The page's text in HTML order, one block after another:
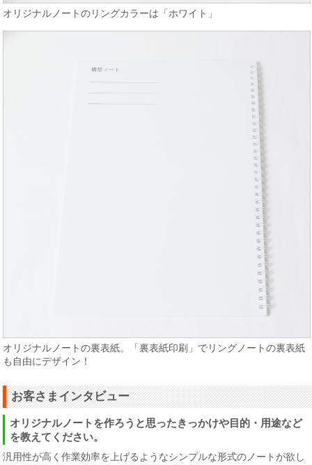
オリジナルノートのリングカラーは「ホワイト」
オリジナルノートの裏表紙。「裏表紙印刷」でリングノートの裏表紙
も自由にデザイン！
お客さまインタビュー
オリジナルノートを作ろうと思ったきっかけや目的・用途など
を教えてください。
汎用性が高く作業効率を上げるようなシンプルな形式のノートが欲し